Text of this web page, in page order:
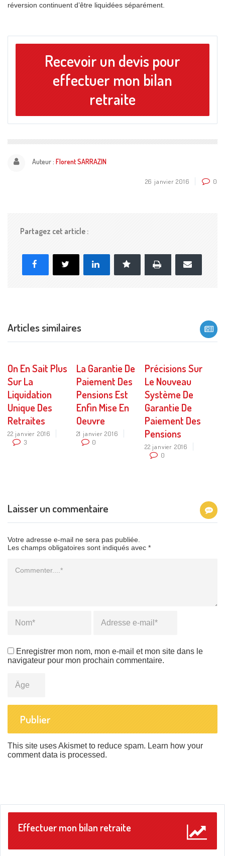
réversion continuent d’être liquidées séparément.
Recevoir un devis pour
effectuer mon bilan
retraite
Auteur : Florent SARRAZIN
26 janvier 2016 0
Partagez cet article :
Facebook LinkedIn Marque-page
Imprimer
mail
Articles similaires
On En Sait Plus
Sur La
Liquidation
Unique Des
Retraites
22 janvier 2016
3
La Garantie De
Paiement Des
Pensions Est
Enfin Mise En
Oeuvre
21 janvier 2016
0
Précisions Sur
Le Nouveau
Système De
Garantie De
Paiement Des
Pensions
22 janvier 2016
0
Laisser un commentaire
Votre adresse e-mail ne sera pas publiée.
Les champs obligatoires sont indiqués avec *
Enregistrer mon nom, mon e-mail et mon site dans le
navigateur pour mon prochain commentaire.
This site uses Akismet to reduce spam. Learn how your
comment data is processed.
Effectuer mon bilan retraite